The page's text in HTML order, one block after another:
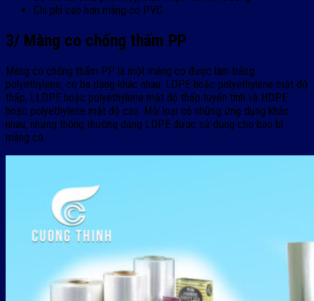
Chi phí cao hơn màng co PVC
3/ Màng co chống thấm PP
Màng co chống thấm PP là một màng co được làm bằng
polyethylene, có ba dạng khác nhau: LDPE hoặc polyethylene mật độ
thấp, LLDPE hoặc polyethylene mật độ thấp tuyến tính và HDPE
hoặc polyethylene mật độ cao. Mỗi loại có những ứng dụng khác
nhau, nhưng thông thường dạng LDPE được sử dụng cho bao bì
màng co.